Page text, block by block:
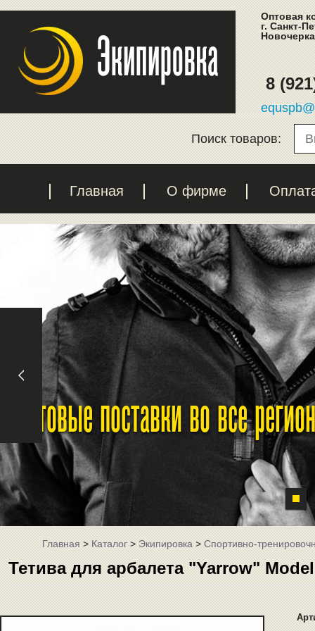
Оптовая
г. Санкт-
8
Поиск товаров:
Главная О фирме
Оптовые поставки во все
Главная>Каталог>Экипировка>Спортивно-
Тетива для арбалета "Yarrow"